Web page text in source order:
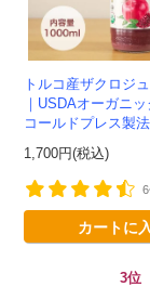
トルコ産ザクロジ
｜USDAオーガニ
コールドプレス製
ザクロジュース
1,700円(税込)
カートに
3位